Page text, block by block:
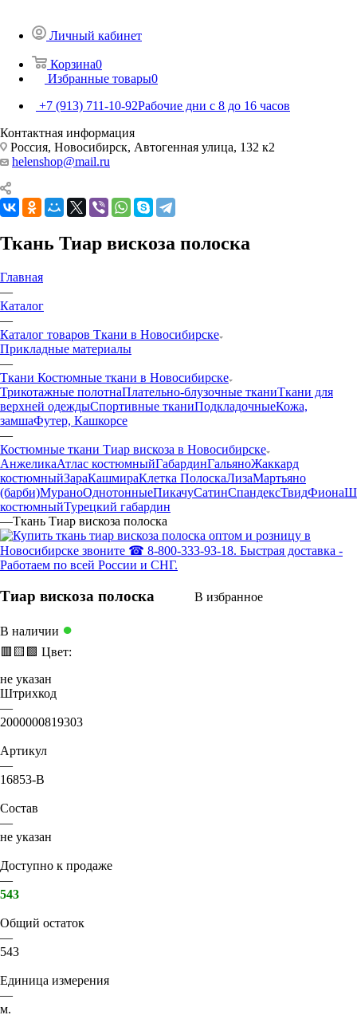
Личный кабинет
Корзина0
Избранные товары0
+7 (913) 711-10-92Рабочие дни с 8 до 16 часов
Контактная информация
Россия, Новосибирск, Автогенная улица, 132 к2
helenshop@mail.ru
Ткань Тиар вискоза полоска
Главная
—
Каталог
—
Каталог товаров Ткани в Новосибирске
Прикладные материалы
—
Ткани Костюмные ткани в Новосибирске
Трикотажные полотнаПлательно-блузочные тканиТкани для
верхней одеждыСпортивные тканиПодкладочныеКожа,
замшаФутер, Кашкорсе
—
Костюмные ткани Тиар вискоза в Новосибирске
АнжеликаАтлас костюмныйГабардинГальяноЖаккард
костюмныйЗараКашмираКлетка ПолоскаЛизаМартьяно
(барби)МураноОднотонныеПикачуСатинСпандексТвидФиона
костюмныйТурецкий габардин
—Ткань Тиар вискоза полоска
Тиар вискоза полоска В избранное
В наличии ●
🟥 🟨 🟩 Цвет:
не указан
Штрихкод
—
2000000819303
Артикул
—
16853-B
Состав
—
не указан
Доступно к продаже
—
543
Общий остаток
—
543
Единица измерения
—
м.